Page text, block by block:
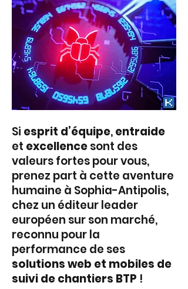
Si esprit d’équipe, entraide
et excellence sont des
valeurs fortes pour vous,
prenez part à cette aventure
humaine à Sophia-Antipolis,
chez un éditeur leader
européen sur son marché,
reconnu pour la
solutions web et mobiles de
suivi de chantiers BTP !